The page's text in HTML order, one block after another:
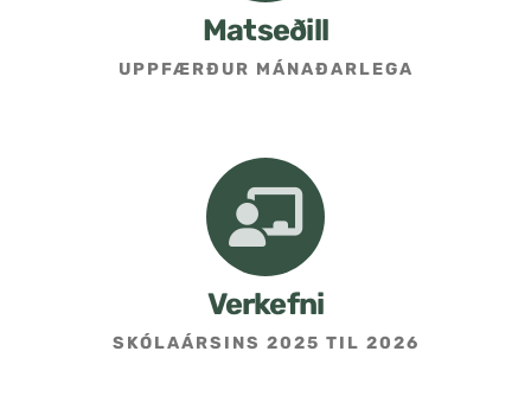
Matseðill
UPPFÆRÐUR MÁNAÐARLEGA
Verkefni
SKÓLAÁRSINS 2025 TIL 2026